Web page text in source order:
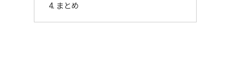
まとめ